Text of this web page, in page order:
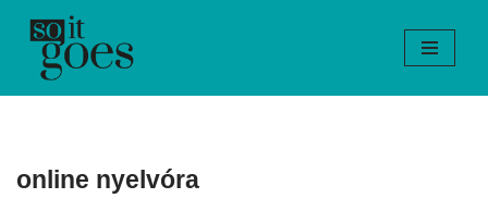
Skip
online nyelvóra